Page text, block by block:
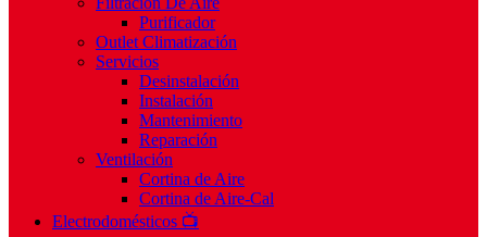
Purificador
Outlet Climatización
Servicios
Desinstalación
Instalación
Mantenimiento
Reparación
Ventilación
Cortina de Aire
Cortina de Aire-Cal
Electrodomésticos 📺